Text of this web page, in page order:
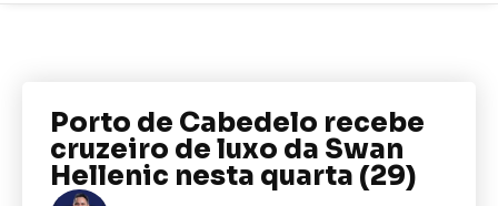
Porto de Cabedelo recebe
cruzeiro de luxo da Swan
Hellenic nesta quarta (29)